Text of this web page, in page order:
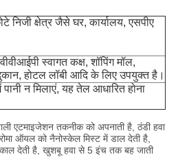
निजी क्षेत्र जैसे घर, कार्यालय, एसपीए
स्वागत कक्ष, शॉपिंग मॉल,
होटल लॉबी आदि के लिए उपयुक्त है।
न मिलाएं, यह तेल आधारित होना
एटमाइजेशन तकनीक को अपनाती है, ठंडी हवा
ऑयल को नैनोस्केल मिस्ट में डाल देती है,
देती है, खुशबू हवा से 5 इंच तक बह जाती